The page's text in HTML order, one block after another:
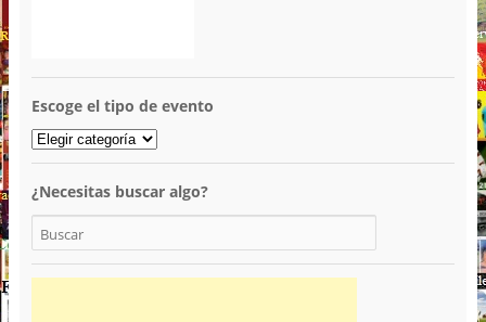
Escoge el tipo de evento
¿Necesitas buscar algo?